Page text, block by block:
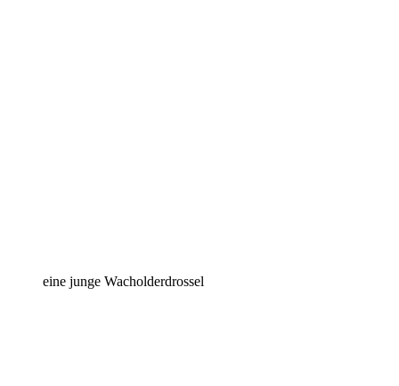
eine junge Wacholderdrossel